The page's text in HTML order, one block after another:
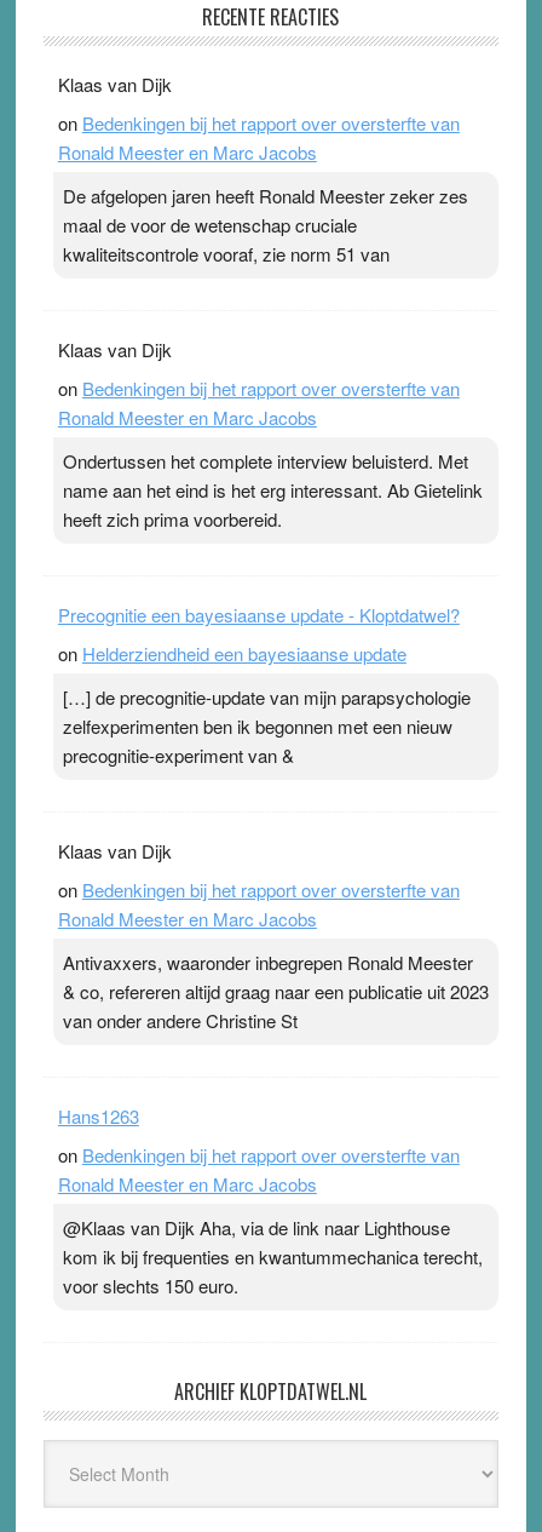
Ward van Beek
topsporters. Ze hopen ermee hun hartslag te verlagen
terwijl ze meer zuurstof opnemen. Daarop heeft zo’n
pleister geen effect. Maar het gevoel ‘makkelijker te
Pleisterplakkers in de topspsort › [...]
RECENTE REACTIES
Klaas van Dijk
on Bedenkingen bij het rapport over oversterfte van
Ronald Meester en Marc Jacobs
De afgelopen jaren heeft Ronald Meester zeker zes
maal de voor de wetenschap cruciale
kwaliteitscontrole vooraf, zie norm 51 van
Klaas van Dijk
on Bedenkingen bij het rapport over oversterfte van
Ronald Meester en Marc Jacobs
Ondertussen het complete interview beluisterd. Met
name aan het eind is het erg interessant. Ab Gietelink
heeft zich prima voorbereid.
Precognitie een bayesiaanse update - Kloptdatwel?
on Helderziendheid een bayesiaanse update
[…] de precognitie-update van mijn parapsychologie
zelfexperimenten ben ik begonnen met een nieuw
precognitie-experiment van &
Klaas van Dijk
on Bedenkingen bij het rapport over oversterfte van
Ronald Meester en Marc Jacobs
Antivaxxers, waaronder inbegrepen Ronald Meester
& co, refereren altijd graag naar een publicatie uit 2023
van onder andere Christine St
Hans1263
on Bedenkingen bij het rapport over oversterfte van
Ronald Meester en Marc Jacobs
@Klaas van Dijk Aha, via de link naar Lighthouse
kom ik bij frequenties en kwantummechanica terecht,
voor slechts 150 euro.
ARCHIEF KLOPTDATWEL.NL
Kloptdatwel.nl